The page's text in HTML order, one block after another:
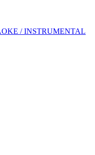
/ INSTRUMENTAL